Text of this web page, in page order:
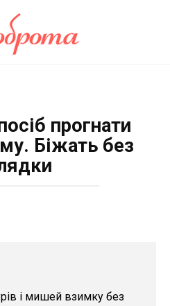
прогнати
Біжать без
і мишей взимку без